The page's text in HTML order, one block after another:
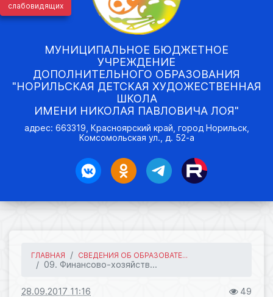
слабовидящих
МУНИЦИПАЛЬНОЕ БЮДЖЕТНОЕ
УЧРЕЖДЕНИЕ
ДОПОЛНИТЕЛЬНОГО ОБРАЗОВАНИЯ
"НОРИЛЬСКАЯ ДЕТСКАЯ ХУДОЖЕСТВЕННАЯ
ШКОЛА
ИМЕНИ НИКОЛАЯ ПАВЛОВИЧА ЛОЯ"
адрес: 663319, Красноярский край, город Норильск,
Комсомольская ул., д. 52-а
ГЛАВНАЯ СВЕДЕНИЯ ОБ ОБРАЗОВАТЕ...
09. Финансово-хозяйств...
28.09.2017 11:16 49